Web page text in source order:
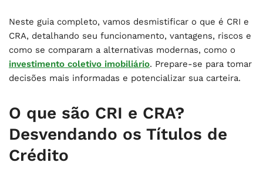
Neste guia completo, vamos desmistificar o que é CRI e
CRA, detalhando seu funcionamento, vantagens, riscos e
como se comparam a alternativas modernas, como o
investimento coletivo imobiliário. Prepare-se para tomar
decisões mais informadas e potencializar sua carteira.
O que são CRI e CRA?
Desvendando os Títulos de
Crédito